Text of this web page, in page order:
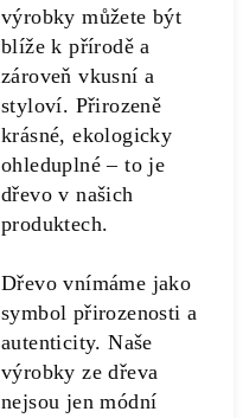
výrobky můžete být
blíže k přírodě a
zároveň vkusní a
styloví. Přirozeně
krásné, ekologicky
ohleduplné – to je
dřevo v našich
produktech.
Dřevo vnímáme jako
symbol přirozenosti a
autenticity. Naše
výrobky ze dřeva
nejsou jen módní